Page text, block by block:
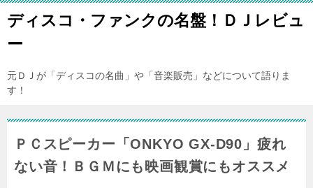
ディスコ・ファンクの名盤！ＤＪレビュ
ー
元ＤＪが「ディスコの名曲」や「音楽販売」などについて語りま
す！
ＰＣスピーカー「ONKYO GX-D90」疲れ
ない音！ＢＧＭにも映画観賞にもオススメ